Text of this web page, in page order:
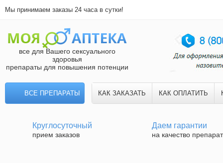
Мы принимаем заказы 24 часа в сутки!
все для Вашего сексуального
здоровья
препараты для повышения потенции
ВСЕ ПРЕПАРАТЫ КАК ЗАКАЗАТЬ КАК ОПЛАТИТЬ
Круглосуточный
прием заказов
Даем гарантии
на качество